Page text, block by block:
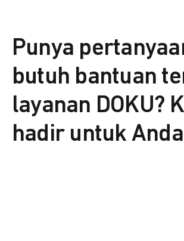
Punya
butuh bantuan
layanan DOKU?
hadir untuk